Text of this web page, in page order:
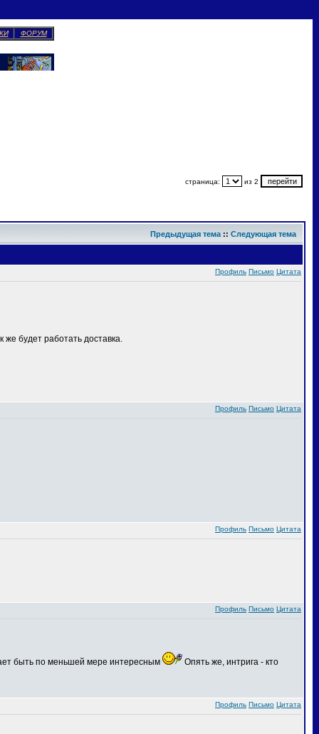
ФОРУМ
страница: из 2
Предыдущая тема :: Следующая тема
Профиль Письмо Цитата
будет работать доставка.
Профиль Письмо Цитата
Профиль Письмо Цитата
Профиль Письмо Цитата
быть по меньшей мере интересным Опять же, интрига - кто
Профиль Письмо Цитата